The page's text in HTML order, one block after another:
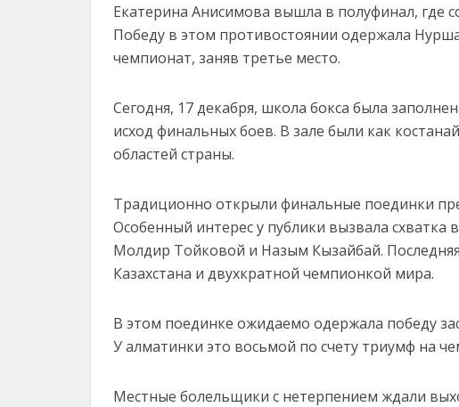
Екатерина Анисимова вышла в полуфинал,
Победу в этом противостоянии одержала
чемпионат, заняв третье место.
Сегодня, 17 декабря, школа бокса была
исход финальных боев. В зале были как
областей страны.
Традиционно открыли финальные поединки
Особенный интерес у публики вызвала
Молдир Тойковой и Назым Кызайбай.
Казахстана и двухкратной чемпионкой мира.
В этом поединке ожидаемо одержала победу
У алматинки это восьмой по счету триумф на
Местные болельщики с нетерпением ждали